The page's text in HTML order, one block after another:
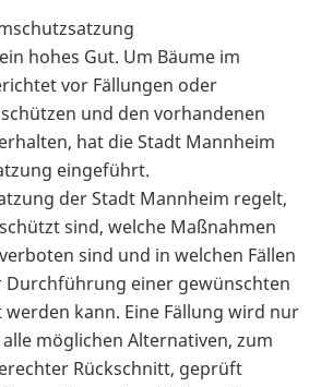
hohes Gut. Um Bäume im
vor Fällungen oder
und den vorhandenen
hat die Stadt Mannheim
eingeführt.
der Stadt Mannheim regelt,
sind, welche Maßnahmen
sind und in welchen Fällen
Durchführung einer gewünschten
kann. Eine Fällung wird nur
möglichen Alternativen, zum
Rückschnitt, geprüft